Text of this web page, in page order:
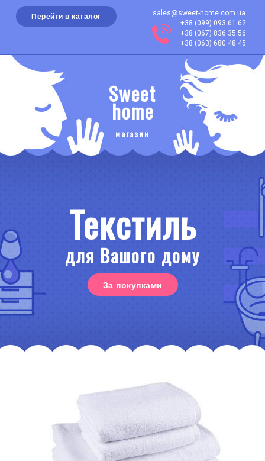
Перейти в каталог
sales@sweet-home.com.ua
+38 (099) 093 61 62
+38 (067) 836 35 56
+38 (063) 680 48 45
Sweet
home
магазин
Текстиль
для Вашого дому
За покупками